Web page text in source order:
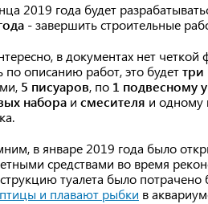
2019 года будет
- завершить строительные
в документах нет четкой
по описанию работ, это будеттри
5 писуаров, по 1 подвесному
набора и смесителя и одному
в январе 2019 года было
средствами во время
туалета было потрачено
и плавают рыбки в